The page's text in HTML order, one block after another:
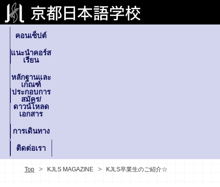
คอนเซ็ปต์
แนะนำคอร์ส
เรียน
หลักฐานและ
เกณฑ์
ประกอบการ
สมัคร/
ดาวน์โหลด
เอกสาร
การเดินทาง
ติดต่อเรา
Top KJLS MAGAZINE KJLS卒業生のご紹介☆